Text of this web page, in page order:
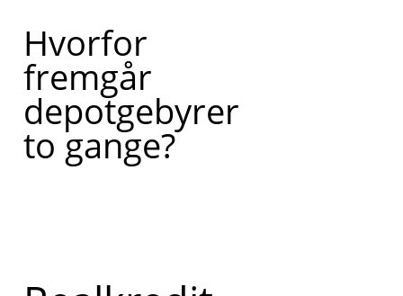
Hvorfor
fremgår
depotgebyrer
to gange?